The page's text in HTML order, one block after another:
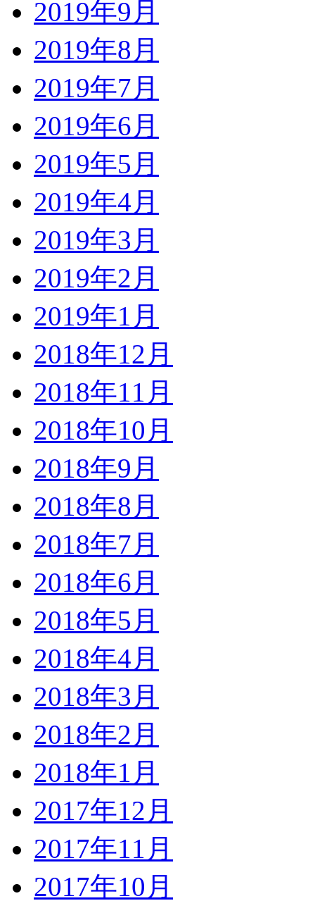
2019年9月
2019年8月
2019年7月
2019年6月
2019年5月
2019年4月
2019年3月
2019年2月
2019年1月
2018年12月
2018年11月
2018年10月
2018年9月
2018年8月
2018年7月
2018年6月
2018年5月
2018年4月
2018年3月
2018年2月
2018年1月
2017年12月
2017年11月
2017年10月